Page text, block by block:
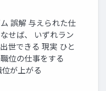
誤解 与えられた仕
せば、 いずれラン
世できる 現実 ひと
位の仕事をする
が上がる